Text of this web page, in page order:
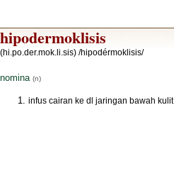
hipodermoklisis
(hi.po.der.mok.li.sis) /hipodérmoklisis/
nomina (n)
infus cairan ke dl jaringan bawah kulit